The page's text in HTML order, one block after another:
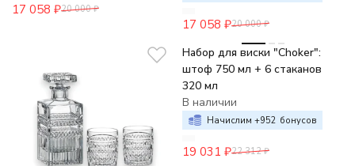
17 058 ₽20 000 ₽
17 058 ₽20 000 ₽
-15%
Набор для виски "Choker":
штоф 750 мл + 6 стаканов
320 мл
В наличии
Начислим +952 бонусов
19 031 ₽22 312 ₽